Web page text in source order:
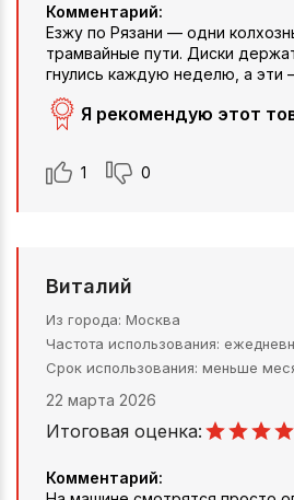
Комментарий:
Езжу по Рязани — одни
трамвайные пути. Диски
гнулись каждую неделю, а эти
Я рекомендую этот
1 0
Виталий
Из города Москва
Частота использования
Срок использования меньше
22 марта 2026
Итоговая оценка:
Комментарий: